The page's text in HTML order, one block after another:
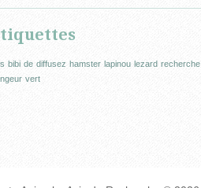
bibi de diffusez hamster lapinou lezard recherche
vert